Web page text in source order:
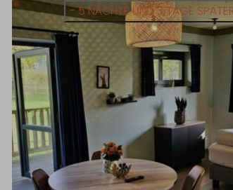
- 5 NÄCHTE UND 3 TAGE